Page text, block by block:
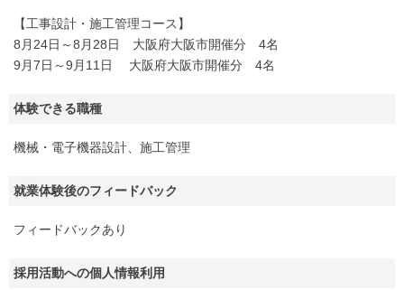
【工事設計・施工管理コース】
8月24日～8月28日 大阪府大阪市開催分 4名
9月7日～9月11日 大阪府大阪市開催分 4名
体験できる職種
機械・電子機器設計、施工管理
就業体験後のフィードバック
フィードバックあり
採用活動への個人情報利用